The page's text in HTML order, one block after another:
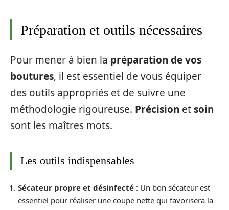
Préparation et outils nécessaires
Pour mener à bien la préparation de vos
boutures, il est essentiel de vous équiper
des outils appropriés et de suivre une
méthodologie rigoureuse. Précision etsoin
sont les maîtres mots.
Les outils indispensables
Sécateur propre et désinfecté : Un bon sécateur est
essentiel pour réaliser une coupe nette qui favorisera la